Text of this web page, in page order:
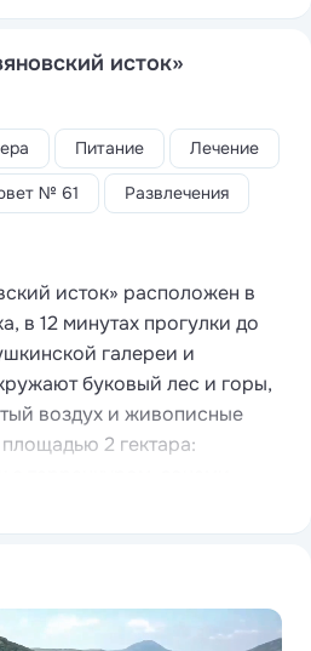
исток»
Питание Лечение
№ 61 Развлечения
исток» расположен в
в 12 минутах прогулки до
галереи и
буковый лес и горы,
воздух и живописные
2 гектара:
аллеями.
минеральной водой № 61
только здесь. Вода
желудка, благодаря